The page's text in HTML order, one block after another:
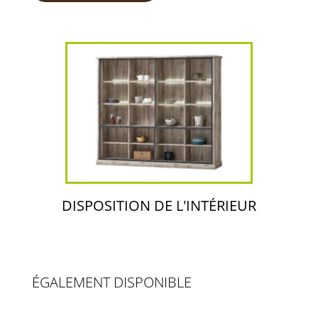
DISPOSITION DE L'INTÉRIEUR
ÉGALEMENT DISPONIBLE